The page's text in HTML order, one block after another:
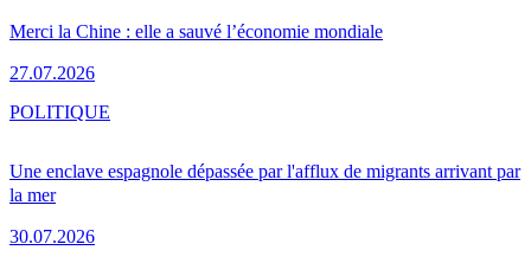
Merci la Chine : elle a sauvé l’économie mondiale
27.07.2026
Une enclave espagnole dépassée par l'afflux de migrants arrivant par
la mer
30.07.2026
POLITIQUE